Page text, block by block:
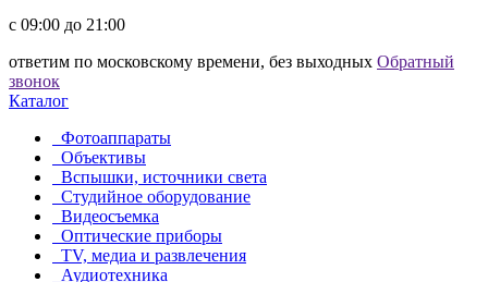
c 09:00 до 21:00
ответим по московскому времени, без выходных Обратный
звонок
Каталог
Фотоаппараты
Объективы
Вспышки, источники света
Студийное оборудование
Видеосъемка
Оптические приборы
TV, медиа и развлечения
Аудиотехника